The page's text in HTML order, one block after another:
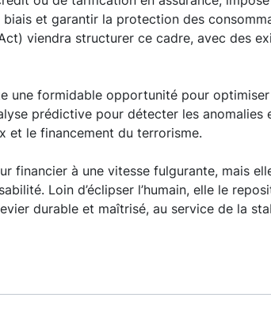
et garantir la protection des
viendra structurer ce cadre, avec des
une formidable opportunité pour optimiser
prédictive pour détecter les
et le financement du terrorisme.
financier à une vitesse fulgurante, mais
Loin d’éclipser l’humain, elle le
durable et maîtrisé, au service de la